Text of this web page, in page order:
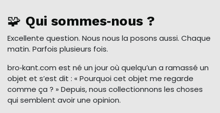
🧩 Qui sommes‑nous ?
Excellente question. Nous nous la posons aussi. Chaque
matin. Parfois plusieurs fois.
bro‑kant.com est né un jour où quelqu’un a ramassé un
objet et s’est dit : « Pourquoi cet objet me regarde
comme ça ? » Depuis, nous collectionnons les choses
qui semblent avoir une opinion.